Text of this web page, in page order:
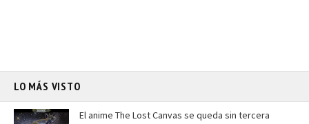
LO MÁS VISTO
El anime The Lost Canvas se queda sin tercera